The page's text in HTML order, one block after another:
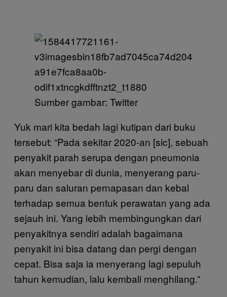
Sumber gambar: Twitter
Yuk mari kita bedah lagi kutipan dari buku
tersebut: “Pada sekitar 2020-an [sic], sebuah
penyakit parah serupa dengan pneumonia
akan menyebar di dunia, menyerang paru-
paru dan saluran pernapasan dan kebal
terhadap semua bentuk perawatan yang ada
sejauh ini. Yang lebih membingungkan dari
penyakitnya sendiri adalah bagaimana
penyakit ini bisa datang dan pergi dengan
cepat. Bisa saja ia menyerang lagi sepuluh
tahun kemudian, lalu kembali menghilang.”